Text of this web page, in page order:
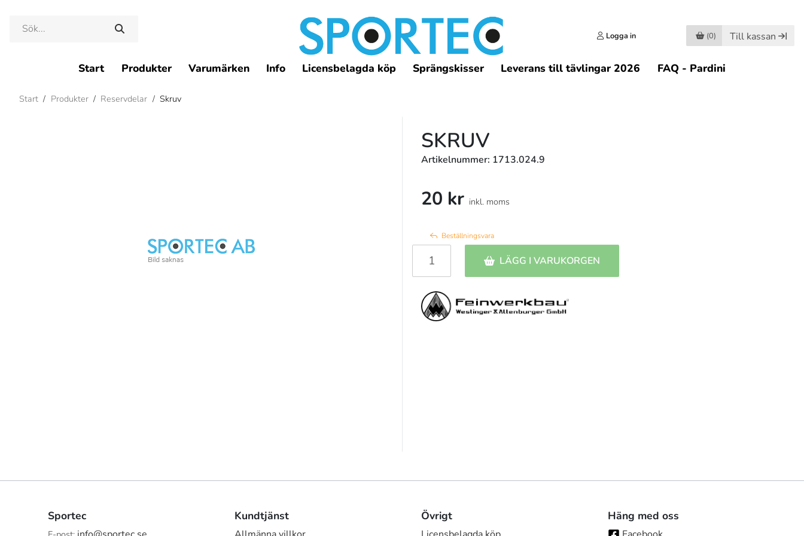
Logga in (0) Till kassan
Start Produkter Varumärken Info Licensbelagda köp Sprängskisser Leverans till tävlingar 2026 FAQ - Pardini
Start / Produkter / Reservdelar / Skruv
SKRUV
Artikelnummer: 1713.024.9
20 kr inkl. moms
Beställningsvara
LÄGG I VARUKORGEN
Sportec Kundtjänst Övrigt Häng med oss